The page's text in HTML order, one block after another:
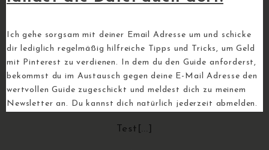
ALLGEMEIN
Hallo
7. JULI 2026
Test[...]
Ich gehe sorgsam mit deiner Email Adresse um und schicke
dir lediglich regelmäßig hilfreiche Tipps und Tricks, um Geld
mit Pinterest zu verdienen. In dem du den Guide anforderst,
bekommst du im Austausch gegen deine E-Mail Adresse den
wertvollen Guide zugeschickt und meldest dich zu meinem
Newsletter an. Du kannst dich natürlich jederzeit abmelden.